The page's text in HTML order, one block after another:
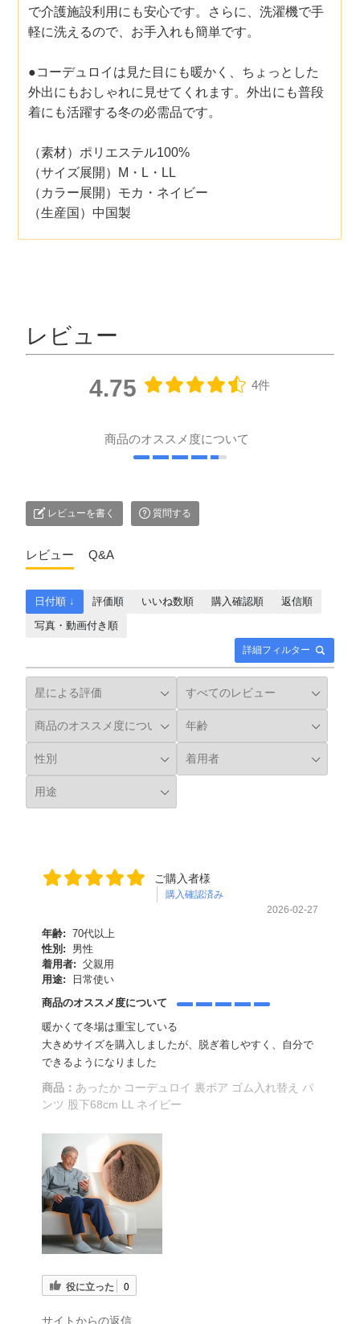
で介護施設利用にも安心です。さらに、洗濯機で手
軽に洗えるので、お手入れも簡単です。
●コーデュロイは見た目にも暖かく、ちょっとした
外出にもおしゃれに見せてくれます。外出にも普段
着にも活躍する冬の必需品です。
（素材）ポリエステル100%
（サイズ展開）M・L・LL
（カラー展開）モカ・ネイビー
（生産国）中国製
レビュー
4.75 4件
商品のオススメ度について
レビューを書く 質問する
レビュー Q&A
詳細フィルター
日付順 ↓ 評価順 いいね数順 購入確認順
返信順
写真・動画付き順
ご購入者様
購入確認済み
2026-02-27
年齢: 70代以上
性別:
男性
着用者: 父親用
用途:
日常使い
商品のオススメ度について
暖かくて冬場は重宝している
大きめサイズを購入しましたが、脱ぎ着しやすく、自分で
できるようになりました
商品： あったか コーデュロイ 裏ボア ゴム入れ替え パ
ンツ 股下68cm LL ネイビー
役に立った 0
サイトからの返信